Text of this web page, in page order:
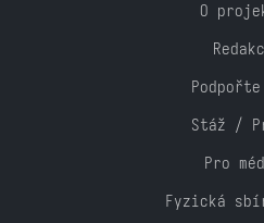
O
Stáž /
Pro
Fyzická